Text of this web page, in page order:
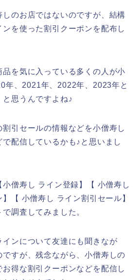
しのお店ではないのですが、結構
を使った割引クーポンを配布し
品を気に入っている多くの人が小
年、2021年、2022年、2023年と
思うんですよね♪
引セールの情報などを小僧寿し
配信しているかも♪と思いまし
僧寿し ライン登録】【 小僧寿し
【 小僧寿し ライン割引セール】
調査してみました。
インについて友達にも聞きなが
ですが、残念ながら、小僧寿しの
得な割引クーポンなどを配信し